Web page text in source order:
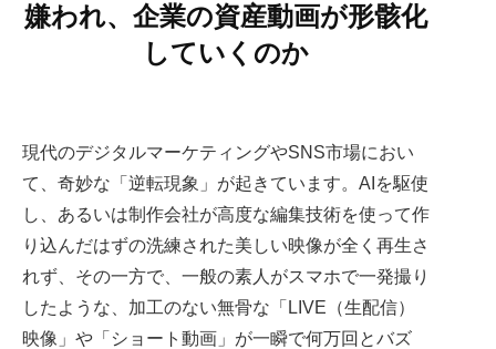
嫌われ、企業の資産動画が形骸化
していくのか
現代のデジタルマーケティングやSNS市場におい
て、奇妙な「逆転現象」が起きています。AIを駆使
し、あるいは制作会社が高度な編集技術を使って作
り込んだはずの洗練された美しい映像が全く再生さ
れず、その一方で、一般の素人がスマホで一発撮り
したような、加工のない無骨な「LIVE（生配信）
映像」や「ショート動画」が一瞬で何万回とバズ